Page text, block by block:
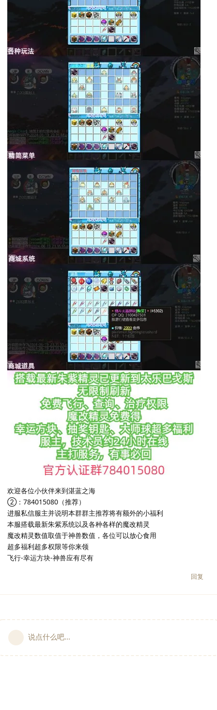
欢迎各位小伙伴来到湛蓝之海
②：784015080（推荐）
进服私信服主并说明本群群主推荐将有额外的小福利
本服搭载最新朱紫系统以及各种各样的魔改精灵
魔改精灵数值取值于神兽数值，各位可以放心食用
超多福利超多权限等你来领
飞行-幸运方块-神兽应有尽有
回复
说点什么吧...